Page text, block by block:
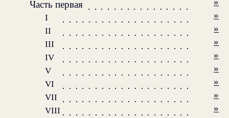
Часть первая
I »
II »
III »
IV »
V »
VI »
VII »
VIII »